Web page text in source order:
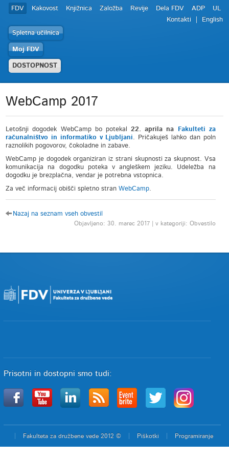
FDV Kakovost Knjižnica Založba Revije Dela FDV ADP
UL
Kontakti
English
Spletna učilnica
Moj FDV
DOSTOPNOST
WebCamp 2017
Letošnji dogodek WebCamp bo potekal22. aprila na
Fakulteti za
računalništvo in informatiko v Ljubljani. Pričakuješ lahko dan poln
raznolikih pogovorov, čokoladne in zabave.
WebCamp je dogodek organiziran iz strani skupnosti za skupnost. Vsa
komunikacija na dogodku poteka v angleškem jeziku. Udeležba na
dogodku je brezplačna, vendar je potrebna vstopnica.
Za več informacij obišči spletno stranWebCamp.
Nazaj na seznam vseh obvestil
Objavljeno: 30. marec 2017 | v kategoriji: Obvestilo
Prisotni in dostopni smo tudi:
Fakulteta za družbene vede 2012 © Piškotki Programiranje